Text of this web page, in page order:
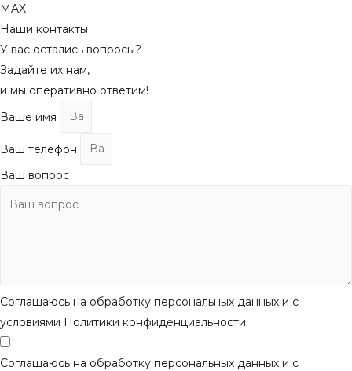
MAX
Наши контакты
У вас остались вопросы?
Задайте их нам,
и мы оперативно ответим!
Ваше имя
Ваш телефон
Ваш вопрос
Соглашаюсь на обработку персональных данных и с
условиями Политики конфиденциальности
Соглашаюсь на обработку персональных данных и с